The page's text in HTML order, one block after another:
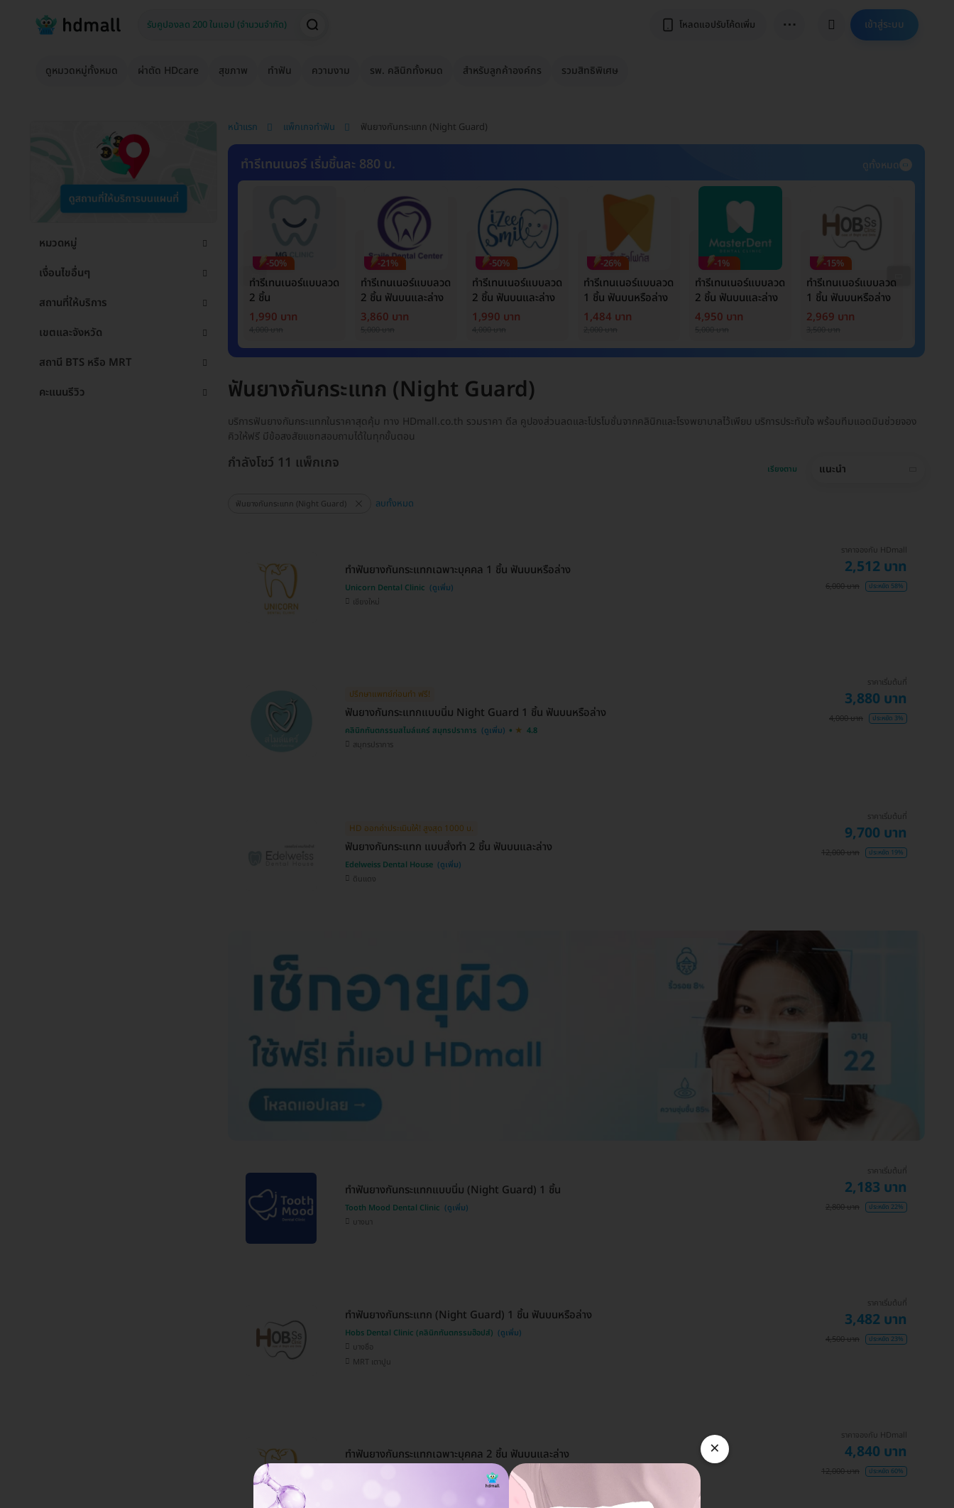
โหลดแอปรับโค้ดเพิ่ม ⋯ เข้าสู่ระบบ
ดูหมวดหมู่ทั้งหมด ผ่าตัด HDcare สุขภาพ ทำฟัน ความงาม รพ. คลินิกทั้งหมด สำหรับลูกค้าองค์กร รวมสิทธิพิเศษ
หมวดหมู่
เงื่อนไขอื่นๆ
สถานที่ให้บริการ
เขตและจังหวัด
สถานี BTS หรือ MRT
คะแนนรีวิว
หน้าแรก แพ็กเกจทำฟัน ฟันยางกันกระแทก (Night Guard)
ทำรีเทนเนอร์ เริ่มชิ้นละ 880 บ. ดูทั้งหมด
-50%
ทำรีเทนเนอร์แบบลวด
2 ชิ้น
1,990 บาท
-21%
ทำรีเทนเนอร์แบบลวด
2 ชิ้น ฟันบนและล่าง
3,860 บาท
-50%
ทำรีเทนเนอร์แบบลวด
2 ชิ้น ฟันบนและล่าง
1,990 บาท
-26%
ทำรีเทนเนอร์แบบลวด
1 ชิ้น ฟันบนหรือล่าง
1,484 บาท
-1%
ทำรีเทนเนอร์แบบลวด
2 ชิ้น ฟันบนและล่าง
4,950 บาท
-15%
ทำรีเทนเนอร์แบบลวด
1 ชิ้น ฟันบนหรือล่าง
2,969 บาท
ฟันยางกันกระแทก (Night Guard)
บริการฟันยางกันกระแทกในราคาสุดคุ้ม ทาง HDmall.co.th รวมราคา ดีล คูปองส่วนลดและโปรโมชั่นจากคลินิกและโรงพยาบาลไว้เพียบ บริการประทับใจ พร้อมทีมแอดมินช่วยจอง
คิวให้ฟรี มีข้อสงสัยแชทสอบถามได้ในทุกขั้นตอน
เรียงตาม แนะนำ
กำลังโชว์ 11 แพ็กเกจ
ฟันยางกันกระแทก (Night Guard) ลบทั้งหมด
ทำฟันยางกันกระแทกเฉพาะบุคคล 1 ชิ้น ฟันบนหรือล่าง
Unicorn Dental Clinic
เชียงใหม่
ราคาจองกับ HDmall
2,512 บาท
6,000 บาท ประหยัด 58%
ปรึกษาแพทย์ก่อนทำ ฟรี!
ฟันยางกันกระแทกแบบนิ่ม Night Guard 1 ชิ้น ฟันบนหรือล่าง
คลินิกทันตกรรมสไมล์แคร์ สมุทรปราการ
4.8
สมุทรปราการ
ราคาเริ่มต้นที่
3,880 บาท
4,000 บาท ประหยัด 3%
HD ออกค่าประเมินให้! สูงสุด 1000 บ.
ฟันยางกันกระแทก แบบสั่งทำ 2 ชิ้น ฟันบนและล่าง
Edelweiss Dental House
ดินแดง
ราคาเริ่มต้นที่
9,700 บาท
12,000 บาท ประหยัด 19%
ทำฟันยางกันกระแทกแบบนิ่ม (Night Guard) 1 ชิ้น
Tooth Mood Dental Clinic
บางนา
ราคาเริ่มต้นที่
2,183 บาท
2,800 บาท ประหยัด 22%
ทำฟันยางกันกระแทก (Night Guard) 1 ชิ้น ฟันบนหรือล่าง
Hobs Dental Clinic (คลินิกทันตกรรมฮ๊อปส์)
บางซื่อ
MRT เตาปูน
ราคาเริ่มต้นที่
3,482 บาท
4,500 บาท ประหยัด 23%
ทำฟันยางกันกระแทกเฉพาะบุคคล 2 ชิ้น ฟันบนและล่าง
ราคาจองกับ HDmall
4,840 บาท
12,000 บาท ประหยัด 60%
×